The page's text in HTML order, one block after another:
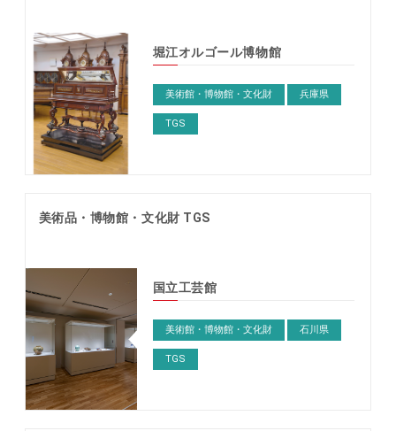
堀江オルゴール博物館
美術館・博物館・文化財 兵庫県
TGS
美術品・博物館・文化財 TGS
国立工芸館
美術館・博物館・文化財 石川県
TGS